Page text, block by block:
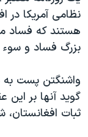
اصلی
جهش
به
جستجو
ورزشی
گزیده‌ها
ویدیوها
فرهنگ و زندگی
جام جهانی ۲۰۲۶
عملیات خشم
بایگانی برنامه‌های
مستندها
فرکانس‌های
پخش رادیویی
دنبال کنید
نظامی آمریکا در
هستند که فساد
بزرگ فساد و سوء
واشنگتن پست به
گوید آنها بر
ثبات